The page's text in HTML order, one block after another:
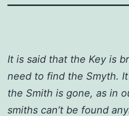
It is said that the Key is
need to find the Smyth.
the Smith is gone, as in
smiths can’t be found